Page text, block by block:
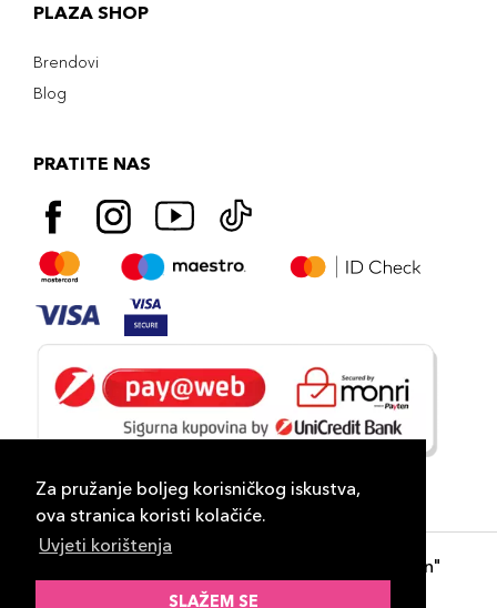
Za pružanje boljeg korisničkog iskustva,
ova stranica koristi kolačiće.
Uvjeti korištenja
SLAŽEM SE
PLAZA SHOP
Brendovi
Blog
PRATITE NAS
- "DP Lux Distribution"
d.o.o. Banja Luka